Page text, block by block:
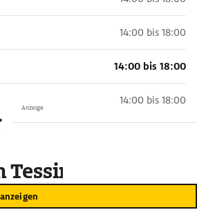
14:00 bis 18:00
14:00 bis 18:00
14:00 bis 18:00
Anzeige